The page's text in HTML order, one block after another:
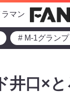
マン
# M-1グランプ
井口×